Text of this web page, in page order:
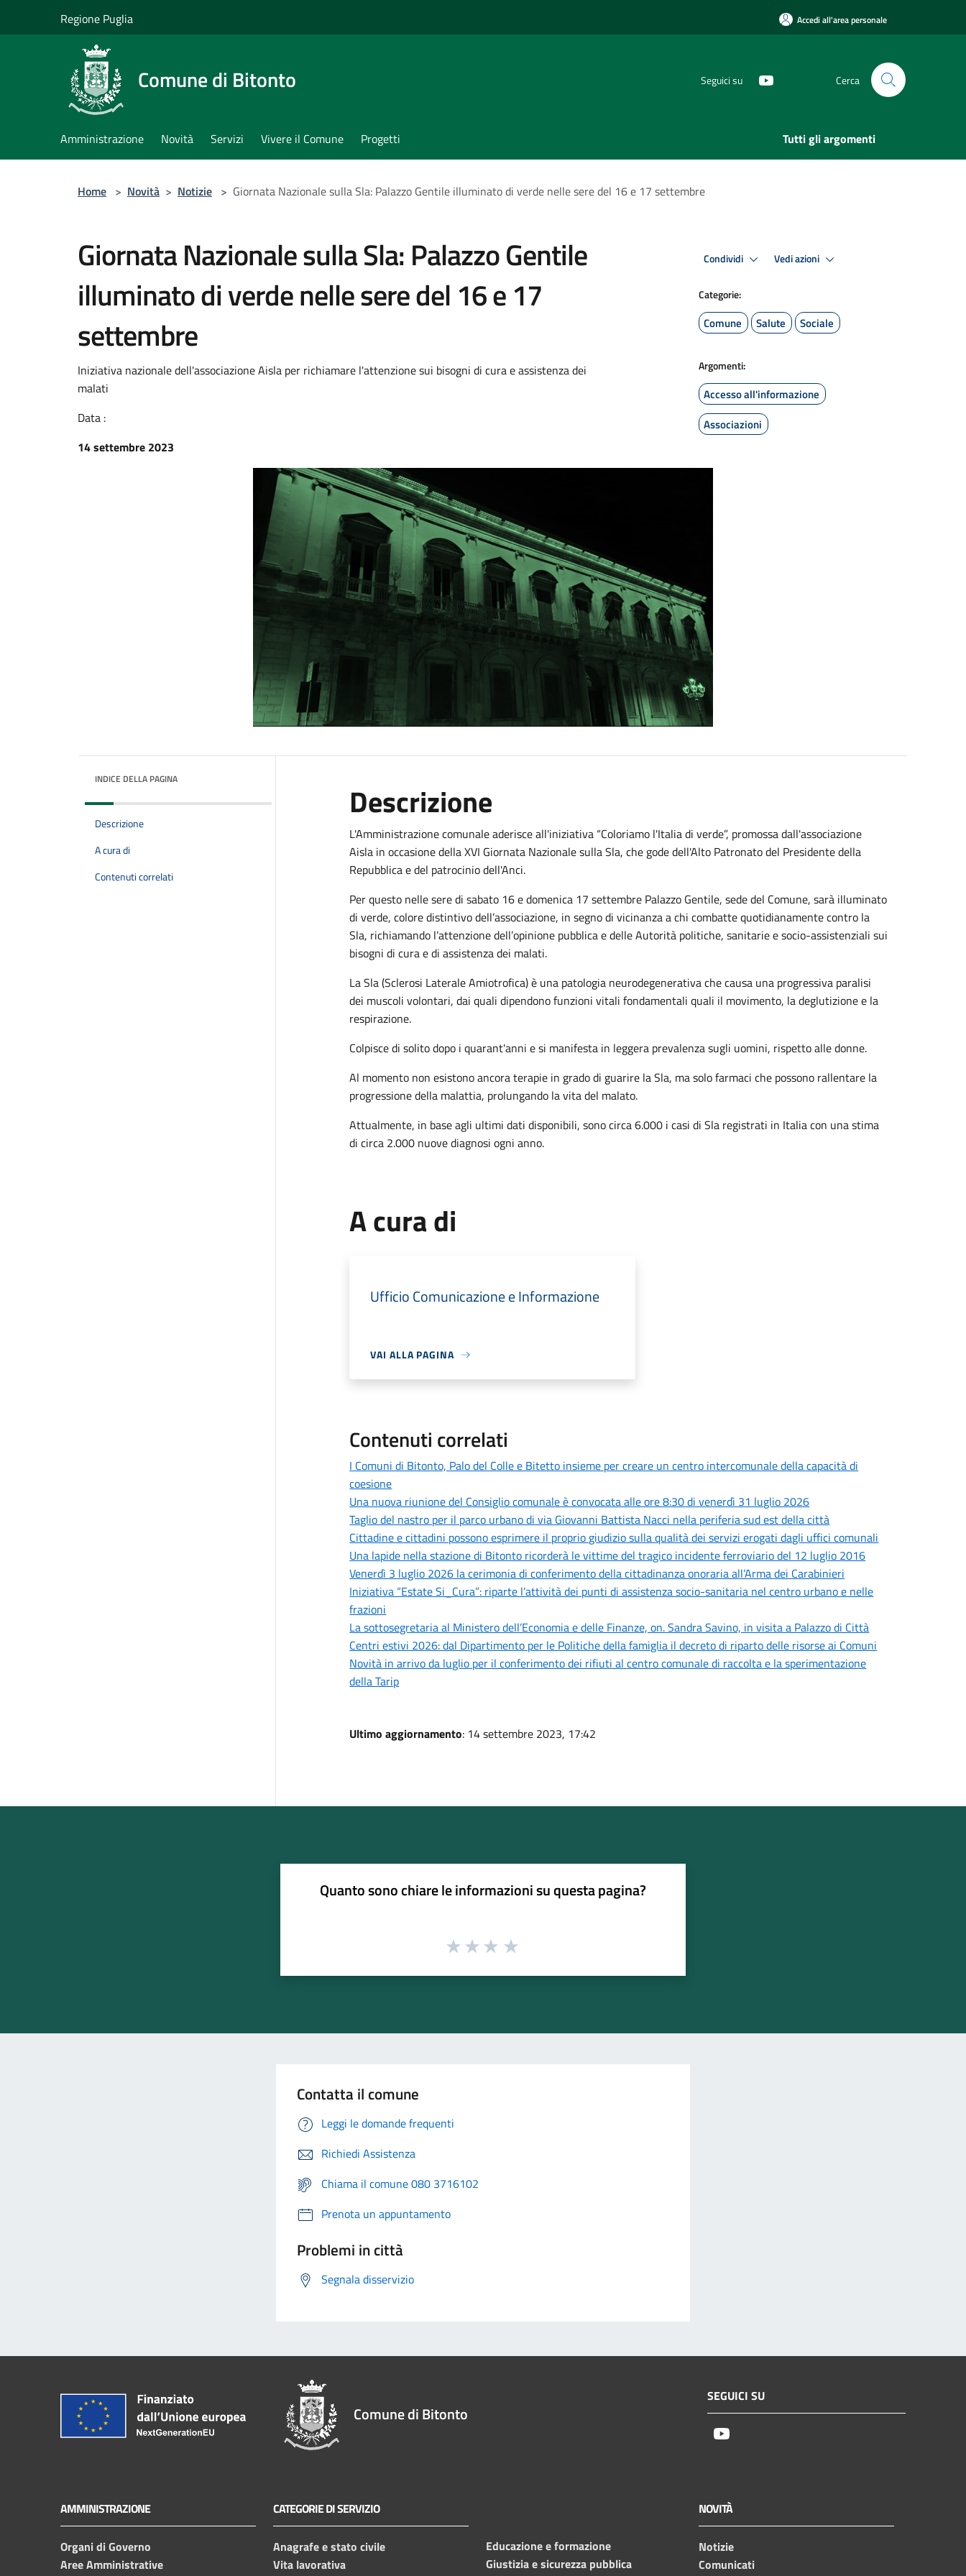
Regione Puglia Accedi all'area personale
Comune di Bitonto Seguici su Cerca
Amministrazione Novità Servizi Vivere il Comune Progetti Tutti gli argomenti
Home > Novità > Notizie > Giornata Nazionale sulla Sla: Palazzo Gentile illuminato di verde nelle sere del 16 e 17 settembre
Giornata Nazionale sulla Sla: Palazzo Gentile
illuminato di verde nelle sere del 16 e 17
settembre
Iniziativa nazionale dell'associazione Aisla per richiamare l'attenzione sui bisogni di cura e assistenza dei
malati
Data :
14 settembre 2023
Condividi Vedi azioni
Categorie:
Comune Salute Sociale
Argomenti:
Accesso all'informazione
Associazioni
INDICE DELLA PAGINA
Descrizione
A cura di
Contenuti correlati
Descrizione
L'Amministrazione comunale aderisce all'iniziativa “Coloriamo l'Italia di verde”, promossa dall'associazione
Aisla in occasione della XVI Giornata Nazionale sulla Sla, che gode dell'Alto Patronato del Presidente della
Repubblica e del patrocinio dell'Anci.
Per questo nelle sere di sabato 16 e domenica 17 settembre Palazzo Gentile, sede del Comune, sarà illuminato
di verde, colore distintivo dell’associazione, in segno di vicinanza a chi combatte quotidianamente contro la
Sla, richiamando l’attenzione dell’opinione pubblica e delle Autorità politiche, sanitarie e socio-assistenziali sui
bisogni di cura e di assistenza dei malati.
La Sla (Sclerosi Laterale Amiotrofica) è una patologia neurodegenerativa che causa una progressiva paralisi
dei muscoli volontari, dai quali dipendono funzioni vitali fondamentali quali il movimento, la deglutizione e la
respirazione.
Colpisce di solito dopo i quarant'anni e si manifesta in leggera prevalenza sugli uomini, rispetto alle donne.
Al momento non esistono ancora terapie in grado di guarire la Sla, ma solo farmaci che possono rallentare la
progressione della malattia, prolungando la vita del malato.
Attualmente, in base agli ultimi dati disponibili, sono circa 6.000 i casi di Sla registrati in Italia con una stima
di circa 2.000 nuove diagnosi ogni anno.
A cura di
Ufficio Comunicazione e Informazione
VAI ALLA PAGINA
Contenuti correlati
I Comuni di Bitonto, Palo del Colle e Bitetto insieme per creare un centro intercomunale della capacità di
coesione
Una nuova riunione del Consiglio comunale è convocata alle ore 8:30 di venerdì 31 luglio 2026
Taglio del nastro per il parco urbano di via Giovanni Battista Nacci nella periferia sud est della città
Cittadine e cittadini possono esprimere il proprio giudizio sulla qualità dei servizi erogati dagli uffici comunali
Una lapide nella stazione di Bitonto ricorderà le vittime del tragico incidente ferroviario del 12 luglio 2016
Venerdì 3 luglio 2026 la cerimonia di conferimento della cittadinanza onoraria all’Arma dei Carabinieri
Iniziativa “Estate Si_Cura”: riparte l’attività dei punti di assistenza socio-sanitaria nel centro urbano e nelle
frazioni
La sottosegretaria al Ministero dell’Economia e delle Finanze, on. Sandra Savino, in visita a Palazzo di Città
Centri estivi 2026: dal Dipartimento per le Politiche della famiglia il decreto di riparto delle risorse ai Comuni
Novità in arrivo da luglio per il conferimento dei rifiuti al centro comunale di raccolta e la sperimentazione
della Tarip
Ultimo aggiornamento: 14 settembre 2023, 17:42
Quanto sono chiare le informazioni su questa pagina?
Contatta il comune
Leggi le domande frequenti
Richiedi Assistenza
Chiama il comune 080 3716102
Prenota un appuntamento
Problemi in città
Segnala disservizio
Comune di Bitonto
SEGUICI SU
AMMINISTRAZIONE
Organi di Governo
Aree Amministrative
CATEGORIE DI SERVIZIO
Anagrafe e stato civile
Vita lavorativa
Educazione e formazione
Giustizia e sicurezza pubblica
NOVITÀ
Notizie
Comunicati